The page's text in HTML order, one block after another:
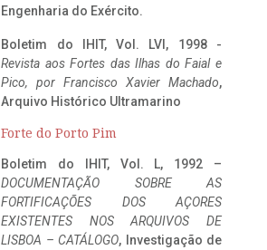
Engenharia do Exército.
Boletim do IHIT, Vol. LVI, 1998 -
Revista aos Fortes das Ilhas do Faial e
Pico, por Francisco Xavier Machado,
Arquivo Histórico Ultramarino
Forte do Porto Pim
Boletim do IHIT, Vol. L, 1992 –
DOCUMENTAÇÃO SOBRE AS
FORTIFICAÇÕES DOS AÇORES
EXISTENTES NOS ARQUIVOS DE
LISBOA – CATÁLOGO, Investigação de